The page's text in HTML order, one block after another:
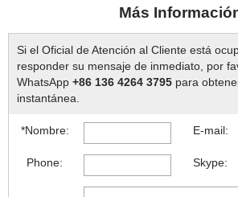
Más
Si el Oficial de Atención al Cliente está
responder su mensaje de inmediato, por
WhatsApp +86 136 4264 3795 para
instantánea.
*Nombre: E-mail:
Phone: Skype: